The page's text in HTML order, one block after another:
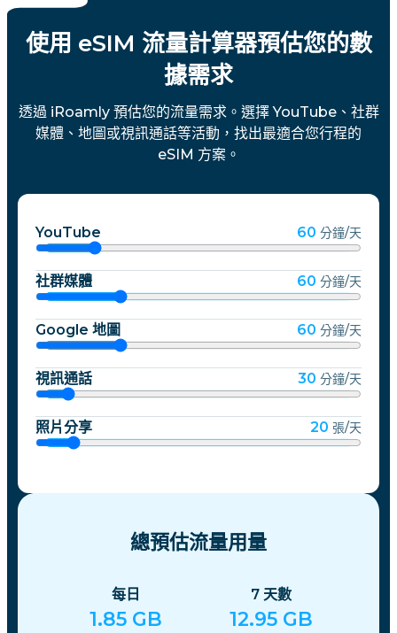
使用 eSIM 流量計算器預估您的數
據需求
透過 iRoamly 預估您的流量需求。選擇 YouTube、社群
媒體、地圖或視訊通話等活動，找出最適合您行程的
eSIM 方案。
YouTube 60 分鐘/天
社群媒體 60 分鐘/天
Google 地圖 60 分鐘/天
視訊通話 30 分鐘/天
照片分享 20 張/天
總預估流量用量
每日
1.85 GB
7 天數
12.95 GB